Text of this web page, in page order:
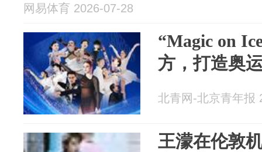
网易体育 2026-07-28
“Magic on
方，打造奥
北青网-北京青年报
王濛在伦敦